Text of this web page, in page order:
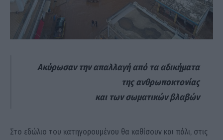
Ακύρωσαν την απαλλαγή από τα αδικήματα
της ανθρωποκτονίας
και των σωματικών βλαβών
Στο εδώλιο του κατηγορουμένου θα καθίσουν και πάλι, στις